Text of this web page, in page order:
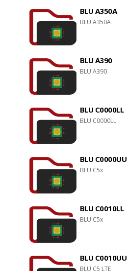
BLU A350A
BLU A350A
BLU A390
BLU A390
BLU C0000LL
BLU C0000LL
BLU C0000UU
BLU C5x
BLU C0010LL
BLU C5x
BLU C0010UU
BLU C5 LTE